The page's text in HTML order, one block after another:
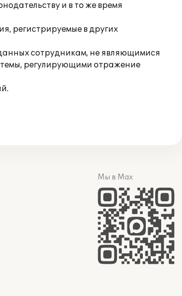
и в то же время
регистрируемые в других
сотрудникам, не являющимися
регулирующими отражение
Мы в Max